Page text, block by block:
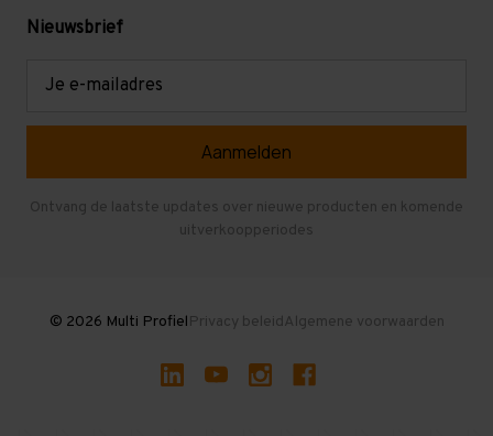
Levering en afhalen
Mezzanine
Gebruikte entresolvloeren
Nieuwsbrief
Ontvang de laatste updates over nieuwe producten en komende
uitverkoopperiodes
© 2026 Multi ProfielPrivacy beleidAlgemene voorwaarden